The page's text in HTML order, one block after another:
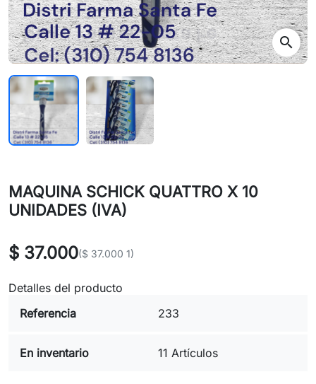
search
MAQUINA SCHICK QUATTRO X 10
UNIDADES (IVA)
$ 37.000($ 37.000 1)
Detalles del producto
Referencia
233
En inventario 11 Artículos